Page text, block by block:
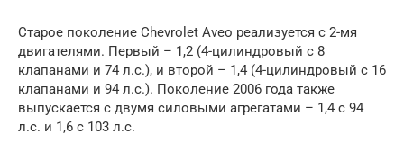
Старое поколение Chevrolet Aveo реализуется с 2-мя
двигателями. Первый – 1,2 (4-цилиндровый с 8
клапанами и 74 л.с.), и второй – 1,4 (4-цилиндровый с 16
клапанами и 94 л.с.). Поколение 2006 года также
выпускается с двумя силовыми агрегатами – 1,4 с 94
л.с. и 1,6 с 103 л.с.